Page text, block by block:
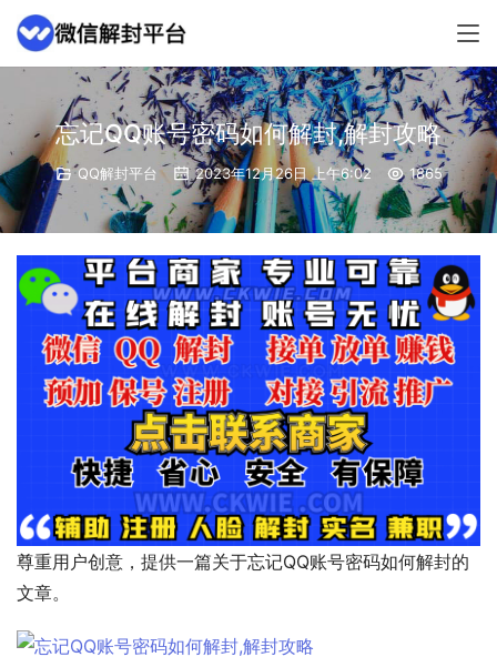
忘记QQ账号密码如何解封,解封攻略
QQ解封平台 2023年12月26日 上午6:02 1865
尊重用户创意，提供一篇关于忘记QQ账号密码如何解封的
文章。